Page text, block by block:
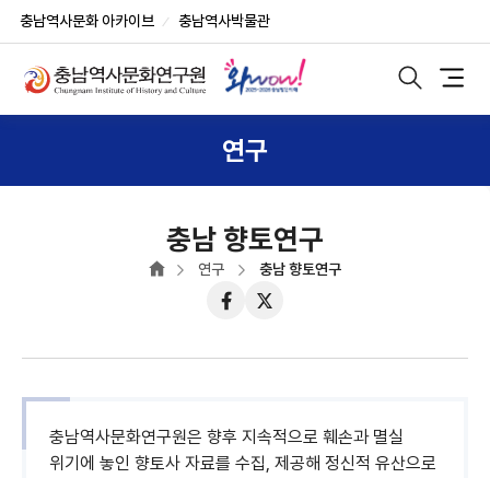
충남역사문화 아카이브
충남역사박물관
모
일
버
연구
충남 향토연구
연구 충남 향토연구
페
스
트
터
충남역사문화연구원은 향후 지속적으로 훼손과 멸실
위기에 놓인 향토사 자료를 수집, 제공해 정신적 유산으로